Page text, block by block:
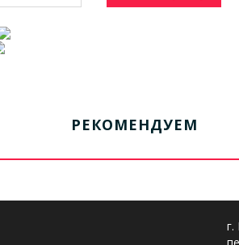
РЕКОМЕНДУЕМ
г.